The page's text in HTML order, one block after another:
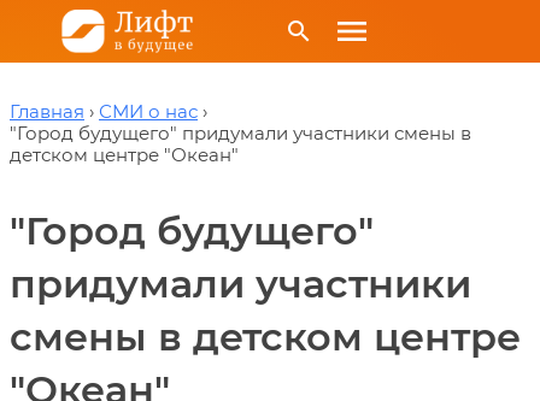
search menu
Главная
СМИ о нас
"Город будущего" придумали участники смены в
детском центре "Океан"
"Город будущего"
придумали участники
смены в детском центре
"Океан"